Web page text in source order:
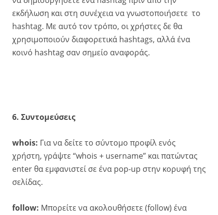
εκδήλωση και στη συνέχεια να γνωστοποιήσετε το
hashtag. Με αυτό τον τρόπο, οι χρήστες δε θα
χρησιμοποιούν διαφορετικά hashtags, αλλά ένα
κοινό hashtag σαν σημείο αναφοράς.
6. Συντομεύσεις
whois: Για να δείτε το σύντομο προφίλ ενός
χρήστη, γράψτε “whois + username” και πατώντας
enter θα εμφανιστεί σε ένα pop-up στην κορυφή της
σελίδας.
follow: Mπορείτε να ακολουθήσετε (follow) ένα